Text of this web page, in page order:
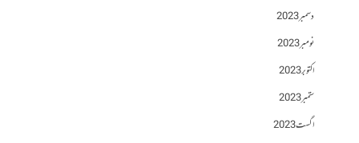
دسمبر 2023
نومبر 2023
اکتوبر 2023
ستمبر 2023
اگست 2023